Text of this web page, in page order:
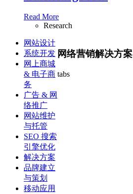
Read More
Research
网络营销解决方案
tabs
网站设计
系统开发
网上商城
& 电子商
务
广告 & 网
络推广
网站维护
与托管
SEO 搜索
引擎优化
解决方案
品牌建立
与策划
移动应用